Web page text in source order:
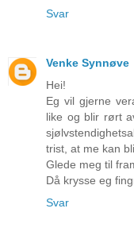
Svar
Venke Synnøve
Hei!
Eg vil gjerne
like og blir rørt
trist, at me kan
Glede meg til
Då krysse eg
Svar